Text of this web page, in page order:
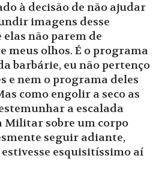
à decisão de não ajudar
imagens desse
não parem de
meus olhos. É o programa
barbárie, eu não pertenço
e nem o programa deles
como engolir a seco as
a escalada
Militar sobre um corpo
seguir adiante,
esquisitíssimo aí